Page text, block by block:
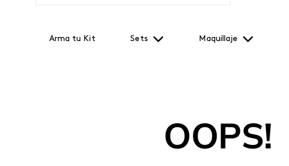
Arma tu Kit Sets Maquillaje
OOPS!